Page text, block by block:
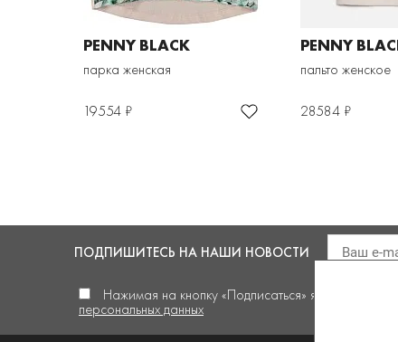
PENNY BLACK
парка женская
19554 ₽
PENNY
пальто женское
28584 ₽
ПОДПИШИТЕСЬ НА НАШИ НОВОСТИ
Нажимая на кнопку «Подписаться» я даю своё
персональных данных